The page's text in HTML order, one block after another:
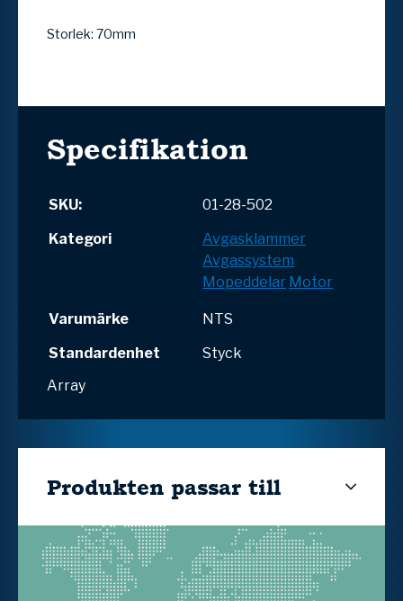
Storlek: 70mm
Specifikation
SKU:
01-28-502
Kategori
Avgasklammer
Avgassystem
Mopeddelar Motor
Varumärke
NTS
Standardenhet
Styck
Array
Produkten passar till